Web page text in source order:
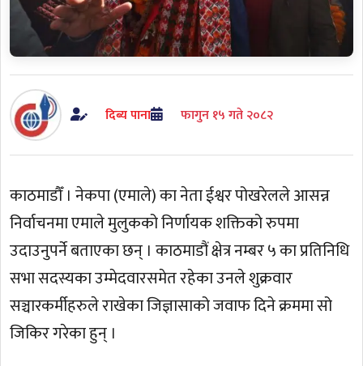
दिब्य पाना फागुन १५ गते २०८२
काठमाडौँ । नेकपा (एमाले) का नेता ईश्वर पोखरेलले आसन्न
निर्वाचनमा एमाले मुलुकको निर्णायक शक्तिको रुपमा
उदाउनुपर्ने बताएका छन् । काठमाडौं क्षेत्र नम्बर ५ का प्रतिनिधि
सभा सदस्यका उम्मेदवारसमेत रहेका उनले शुक्रवार
सञ्चारकर्मीहरुले राखेका जिज्ञासाको जवाफ दिने क्रममा सो
जिकिर गरेका हुन् ।